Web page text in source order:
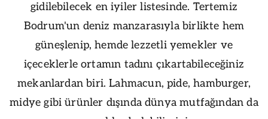
gidilebilecek en iyiler listesinde. Tertemiz
Bodrum'un deniz manzarasıyla birlikte hem
güneşlenip, hemde lezzetli yemekler ve
içeceklerle ortamın tadını çıkartabileceğiniz
mekanlardan biri. Lahmacun, pide, hamburger,
midye gibi ürünler dışında dünya mutfağından da